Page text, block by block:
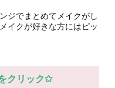
ジでまとめてメイクがし
イクが好きな方にはピッ
クリック✩